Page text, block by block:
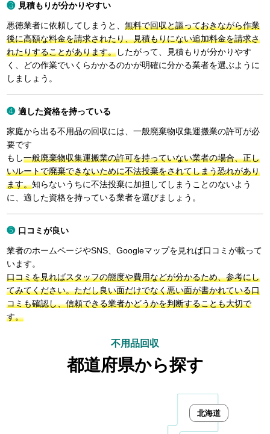
見積もりが分かりやすい
悪徳業者に依頼してしまうと、無料で回収と謳っておきながら作業
後に高額な料金を請求されたり、見積もりにない追加料金を請求さ
れたりすることがあります。したがって、見積もりが分かりやす
く、どの作業でいくらかかるのかが明確に分かる業者を選ぶように
しましょう。
適した資格を持っている
家庭から出る不用品の回収には、一般廃棄物収集運搬業の許可が必
要です
もし一般廃棄物収集運搬業の許可を持っていない業者の場合、正し
いルートで廃棄できないために不法投棄をされてしまう恐れがあり
ます。知らないうちに不法投棄に加担してしまうことのないよう
に、適した資格を持っている業者を選びましょう。
口コミが良い
業者のホームページやSNS、Googleマップを見れば口コミが載って
います。
口コミを見ればスタッフの態度や費用などが分かるため、参考にし
てみてください。ただし良い面だけでなく悪い面が書かれている口
コミも確認し、信頼できる業者かどうかを判断することも大切で
す。
不用品回収
都道府県から探す
北海道